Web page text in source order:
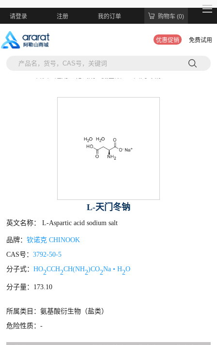
请登录 注册 我的订单 购物车 (0)
优惠促销 免费试用
L-天门冬钠
英文名称： L-Aspartic acid sodium salt
品牌：钦诺克 CHINOOK
CAS号：3792-50-5
分子式：HO2CCH2CH(NH2)CO2Na • H2O
分子量：173.10
所属类目：氨基酸衍生物（盐类）
危险性质：-